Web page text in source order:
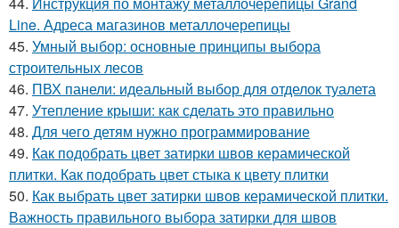
Line. Адреса магазинов металлочерепицы
45. Умный выбор: основные принципы выбора
строительных лесов
46. ПВХ панели: идеальный выбор для отделок туалета
47. Утепление крыши: как сделать это правильно
48. Для чего детям нужно программирование
49. Как подобрать цвет затирки швов керамической
плитки. Как подобрать цвет стыка к цвету плитки
50. Как выбрать цвет затирки швов керамической плитки.
Важность правильного выбора затирки для швов